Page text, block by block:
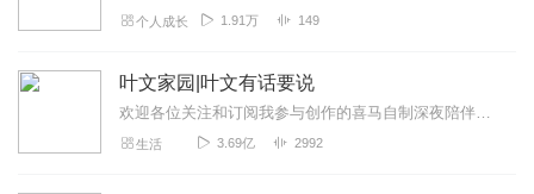
个人成长 1.91万 149
叶文家园|叶文有话要说
欢迎各位关注和订阅我参与创作的喜马自制深夜陪伴谈话栏目《听你说·百态人声》【听你说·百态人声】每晚直播连线真实人间故事|叶文现场互动中|人间冷暖，抱团取暖每周...
生活 3.69亿 2992